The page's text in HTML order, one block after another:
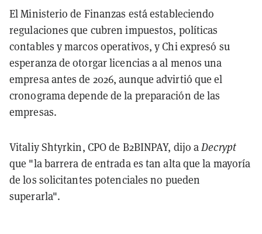
El Ministerio de Finanzas está estableciendo
regulaciones que cubren impuestos, políticas
contables y marcos operativos, y Chi expresó su
esperanza de otorgar licencias a al menos una
empresa antes de 2026, aunque advirtió que el
cronograma depende de la preparación de las
empresas.
Vitaliy Shtyrkin, CPO de B2BINPAY, dijo aDecrypt
que "la barrera de entrada es tan alta que la mayoría
de los solicitantes potenciales no pueden
superarla".